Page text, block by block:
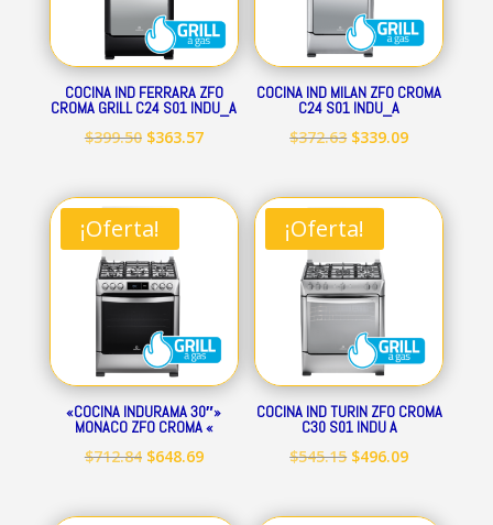
COCINA IND FERRARA ZFO
CROMA GRILL C24 S01 INDU_A
$399.50 El
original
era:
$399.50.
$363.57El
actual
COCINA IND MILAN ZFO CROMA
C24 S01 INDU_A
$372.63 El
original
era:
$372.63.
$339.09El
actual
¡Oferta!
«COCINA INDURAMA 30″»
MONACO ZFO CROMA «
$712.84 El
original
$648.69El
actual
¡Oferta!
COCINA IND TURIN ZFO CROMA
C30 S01 INDU A
$545.15 El
original
$496.09El
actual